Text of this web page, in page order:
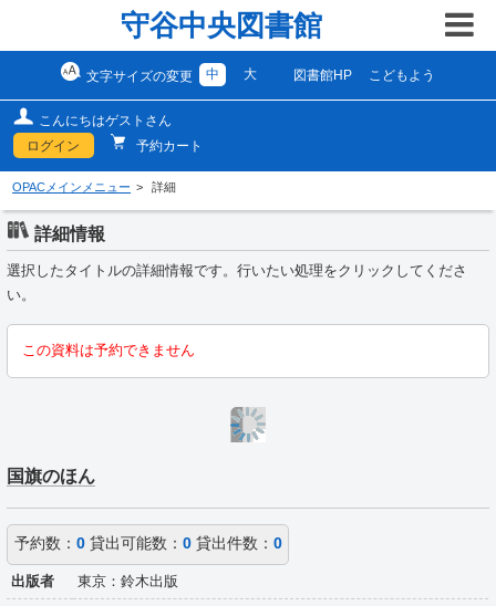
守谷中央図書館
文字サイズの変更 中 大 図書館HP こどもよう
こんにちはゲストさん
ログイン
予約カート
OPACメインメニュー 詳細
詳細情報
選択したタイトルの詳細情報です。行いたい処理をクリックしてくださ
い。
この資料は予約できません
国旗のほん
予約数： 0貸出可能数： 0貸出件数： 0
出版者 東京：鈴木出版